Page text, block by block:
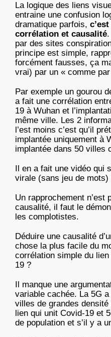
La logique des liens
entraine une confusion
dramatique parfois,
corrélation et causalité
par des sites
principe est simple,
forcément fausses, ça
vrai) par un « comme
Par exemple un gourou
a fait une corrélation
19 à Wuhan et
même ville. Les 2
l’est moins c’est qu’il
implantée uniquement à
implantée dans 50 villes
Il en a fait une vidéo qui
virale (sans jeu de mots)
Un rapprochement n’est
causalité, il faut le
les complotistes.
Déduire une causalité
chose la plus facile du
corrélation simple du
19 ?
Il manque une
variable cachée. La 5G
villes de grandes
lien qui unit Covid-19 et
de population et s’il y a